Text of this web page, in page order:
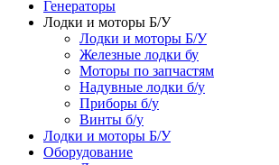
Генераторы
Лодки и моторы Б/У
Лодки и моторы Б/У
Железные лодки бу
Моторы по запчастям
Надувные лодки б/у
Приборы б/у
Винты б/у
Лодки и моторы Б/У
Оборудование